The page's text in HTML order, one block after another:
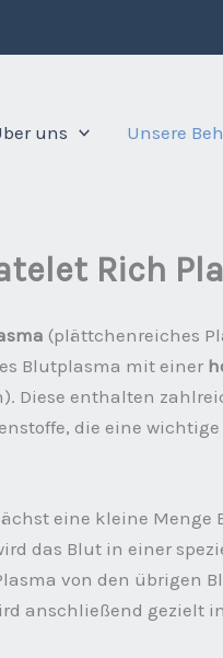
uns Unsere
Rich
(plättchenreiches
Blutplasma mit einer
Diese enthalten
die eine wichtige
eine kleine Menge
das Blut in einer
von den übrigen
anschließend gezielt